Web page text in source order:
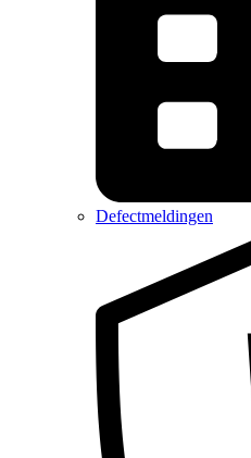
Defectmeldingen